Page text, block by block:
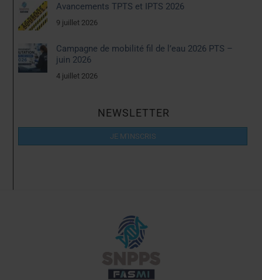
Avancements TPTS et IPTS 2026
9 juillet 2026
Campagne de mobilité fil de l’eau 2026 PTS –
juin 2026
4 juillet 2026
NEWSLETTER
JE M'INSCRIS
Back
To
Top